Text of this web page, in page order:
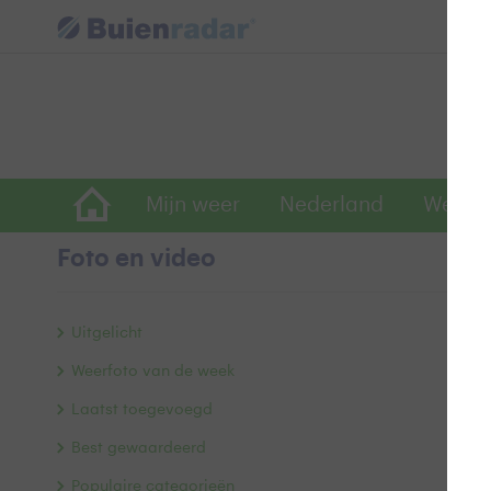
Mijn weer Nederland
Foto en video
Uitgelicht
Weerfoto van de week
Laatst toegevoegd
Best gewaardeerd
Populaire categorieën